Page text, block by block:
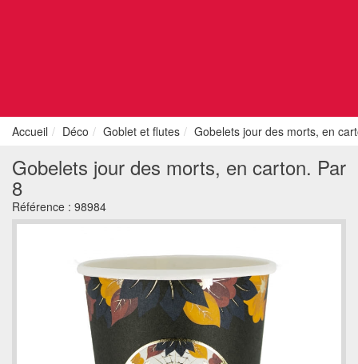
Accueil Déco Goblet et flutes Gobelets jour des morts, en
Gobelets jour des morts, en carton. Par
8
Référence : 98984